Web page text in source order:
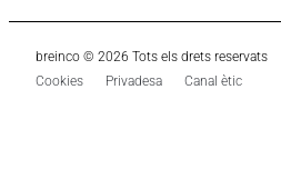
breinco © 2026 Tots els drets reservats
Cookies
Privadesa Canal ètic